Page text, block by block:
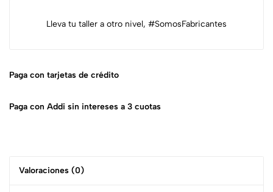
Lleva tu taller a otro nivel, #SomosFabricantes
Paga con tarjetas de crédito
Paga con Addi sin intereses a 3 cuotas
Valoraciones (0)